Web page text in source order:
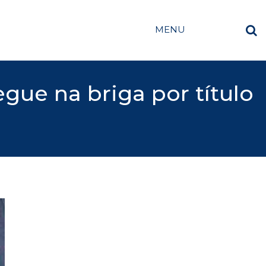
MENU
na briga por título